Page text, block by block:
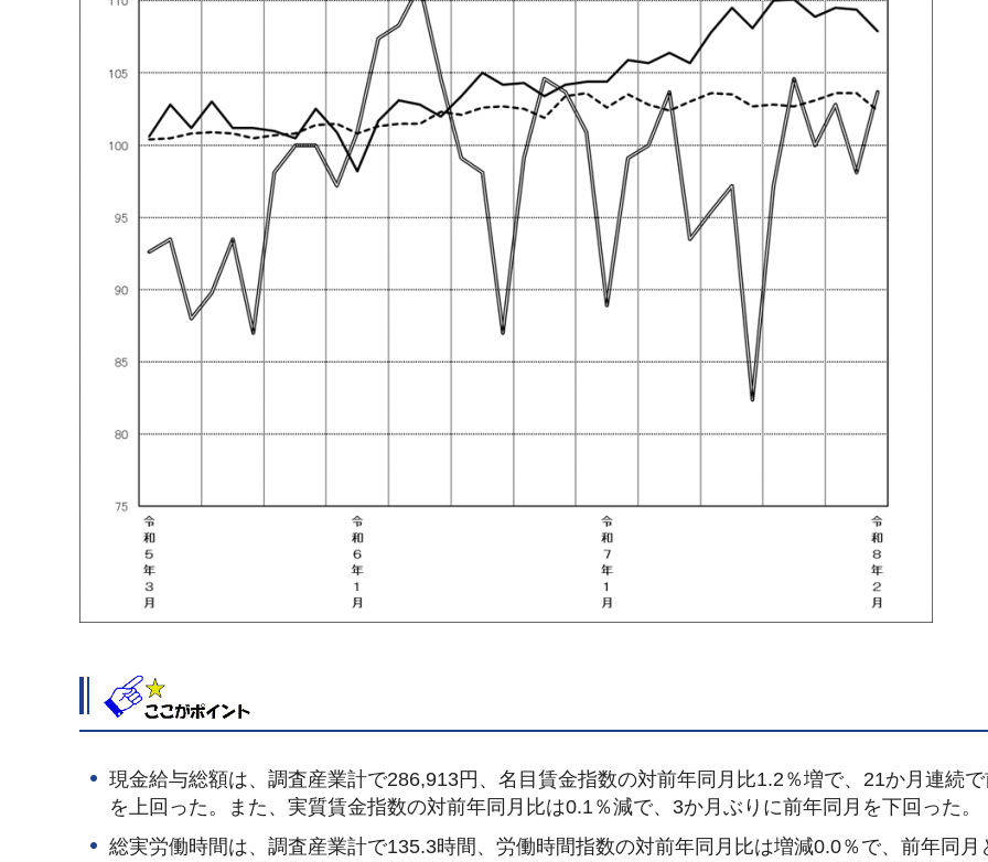
現金給与総額は、調査産業計で286,913円、名目賃金指数の対前年同月比1.2％増で、21か月連続で
を上回った。また、実質賃金指数の対前年同月比は0.1％減で、3か月ぶりに前年同月を下回った。
総実労働時間は、調査産業計で135.3時間、労働時間指数の対前年同月比は増減0.0％で、前年同月